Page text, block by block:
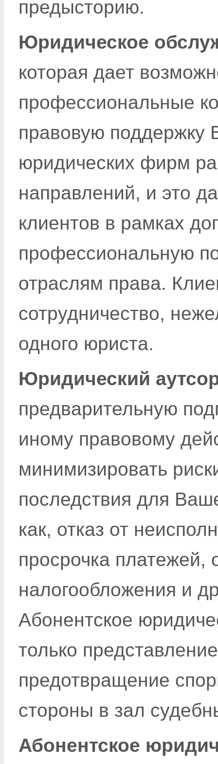
предысторию.
Юридическое
которая дает
профессиональные
правовую поддержку
юридических фирм
направлений, и это
клиентов в рамках
профессиональную
отраслям права.
сотрудничество,
одного юриста.
Юридический
предварительную
иному правовому
минимизировать
последствия для
как, отказ от
просрочка платежей,
налогообложения и
Абонентское
только
предотвращение
стороны в зал
Абонентское